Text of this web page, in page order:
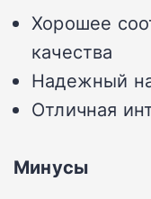
Хорошее
качества
Надежный
Отличная
Минусы